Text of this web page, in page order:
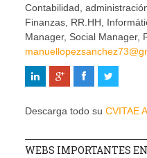
Contabilidad,
Finanzas, RR.HH,
Manager, Social Manager,
Descarga todo su CVITAE
WEBS IMPORTANTES